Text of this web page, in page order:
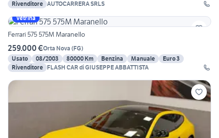
Rivenditore AUTOCARRERA SRLS
Vetrina
Ferrari 575 575M Maranello
259.000 €Orta Nova (FG)
Usato
08/2003 80000 Km Benzina Manuale
Euro 3
Rivenditore FLASH CAR di GIUSEPPE ABBATTISTA